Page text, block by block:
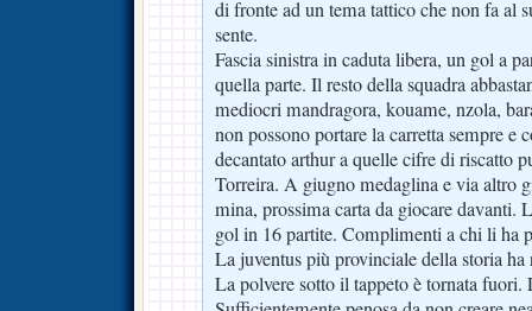
di fronte ad un tema tattico che non fa al
sente.
Fascia sinistra in caduta libera, un gol a
quella parte. Il resto della squadra
mediocri mandragora, kouame, nzola,
non possono portare la carretta sempre e
decantato arthur a quelle cifre di riscatto
Torreira. A giugno medaglina e via altro
mina, prossima carta da giocare davanti.
gol in 16 partite. Complimenti a chi li ha
La juventus più provinciale della storia
La polvere sotto il tappeto è tornata